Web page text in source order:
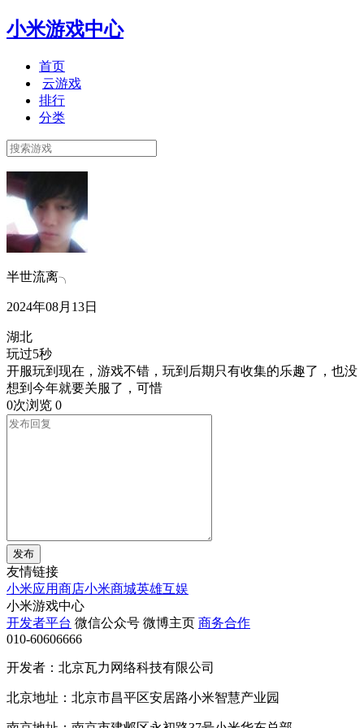
小米游戏中心
首页
云游戏
排行
分类
半世流离╮
2024年08月13日
湖北
玩过5秒
开服玩到现在，游戏不错，玩到后期只有收集的乐趣了，也没
想到今年就要关服了，可惜
0次浏览 0
发布
友情链接
小米应用商店小米商城英雄互娱
小米游戏中心
开发者平台 微信公众号 微博主页 商务合作
010-60606666
开发者：北京瓦力网络科技有限公司
北京地址：北京市昌平区安居路小米智慧产业园